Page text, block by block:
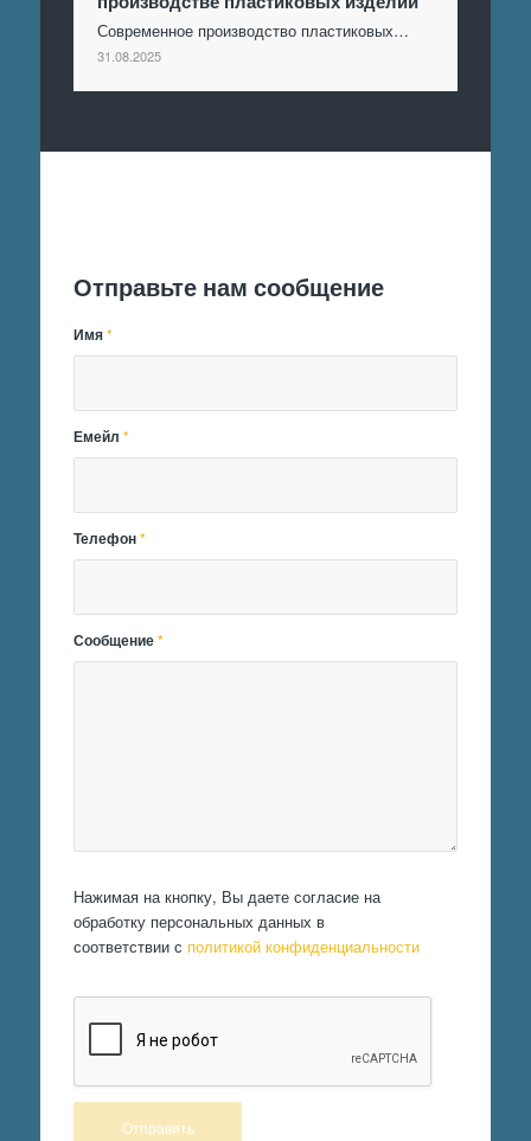
Современное производство пластиковых…
31.08.2025
Отправьте нам сообщение
Имя*
Емейл*
Телефон*
Сообщение*
Нажимая на кнопку, Вы даете согласие на
обработку персональных данных в
соответствии с политикой конфиденциальности